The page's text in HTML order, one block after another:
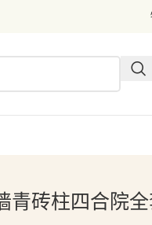
青砖柱四合院